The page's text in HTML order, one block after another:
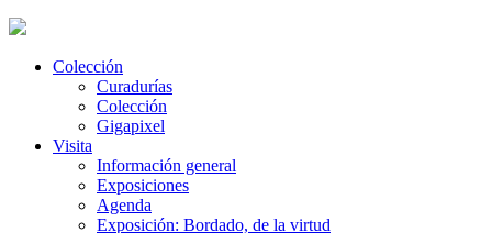
Colección
Curadurías
Colección
Gigapixel
Visita
Información general
Exposiciones
Agenda
Exposición: Bordado, de la virtud